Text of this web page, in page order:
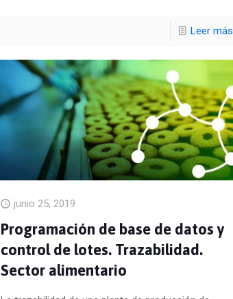
Leer más
junio 25, 2019
Programación de base de datos y
control de lotes. Trazabilidad.
Sector alimentario